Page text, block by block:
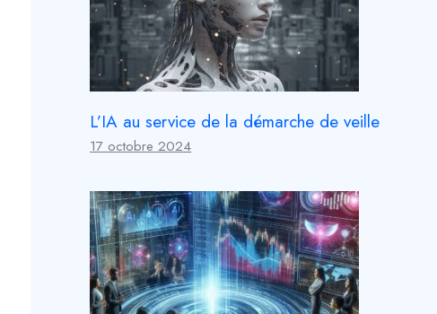
L’IA au service de la démarche de veille
17 octobre 2024